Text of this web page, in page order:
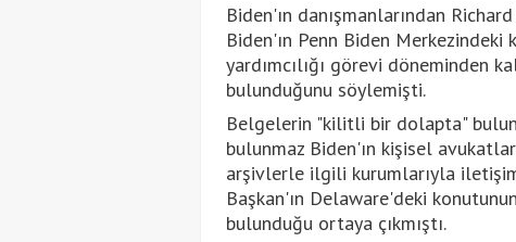
Biden'ın danışmanlarından
Biden'ın Penn Biden
yardımcılığı görevi döneminden
bulunduğunu söylemişti.
Belgelerin "kilitli bir dolapta"
bulunmaz Biden'ın kişisel
arşivlerle ilgili kurumlarıyla
Başkan'ın Delaware'deki
bulunduğu ortaya çıkmıştı.